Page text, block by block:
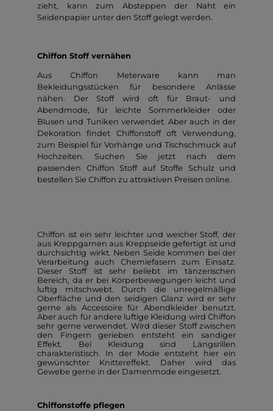
zieht, kann zum Absteppen der Naht ein
Seidenpapier unter den Stoff gelegt werden.
Chiffon Stoff vernähen
Aus Chiffon Meterware kann man
Bekleidungsstücken für besondere Anlässe
nähen. Der Stoff wird oft für Braut- und
Abendmode, für leichte Sommerkleider oder
Blusen und Tuniken verwendet. Aber auch in der
Dekoration findet Chiffonstoff oft Verwendung,
zum Beispiel für Vorhänge und Tischschmuck auf
Hochzeiten. Suchen Sie jetzt nach dem
passenden Chiffon Stoff auf Stoffe Schulz und
bestellen Sie Chiffon zu attraktiven Preisen online.
Chiffon ist ein sehr leichter und weicher Stoff, der
aus Kreppgarnen aus Kreppseide gefertigt ist und
durchsichtig wirkt. Neben Seide kommen bei der
Verarbeitung auch Chemiefasern zum Einsatz.
Dieser Stoff ist sehr beliebt im tänzerischen
Bereich, da er bei Körperbewegungen leicht und
luftig mitschwebt. Durch die unregelmäßige
Oberfläche und den seidigen Glanz wird er sehr
gerne als Accessoire für Abendkleider benutzt.
Aber auch für andere luftige Kleidung wird Chiffon
sehr gerne verwendet. Wird dieser Stoff zwischen
den Fingern gerieben entsteht ein sandiger
Effekt. Bei Kleidung sind Längsrillen
charakteristisch. In der Mode entsteht hier ein
gewünschter Knittereffekt. Daher wird das
Gewebe gerne in der Damenmode eingesetzt.
Chiffonstoffe pflegen